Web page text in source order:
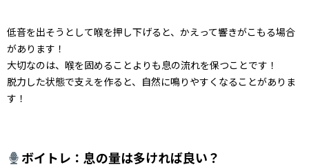
低音を出そうとして喉を押し下げると、 かえって響きがこもる場合
があります！
大切なのは、 喉を固めることよりも息の流れを保つことです！
脱力した状態で支えを作ると、 自然に鳴りやすくなることがありま
す！
ボイトレ：息の量は多ければ良い？